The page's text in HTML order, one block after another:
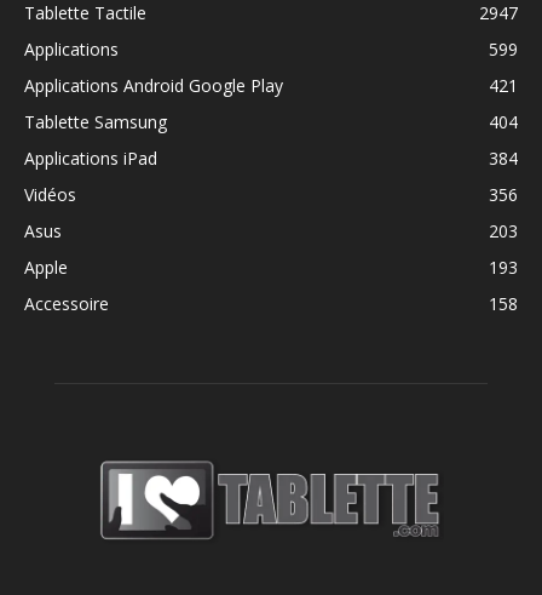
Tablette Tactile
2947
Applications
599
Applications Android Google Play
421
Tablette Samsung
404
Applications iPad
384
Vidéos
356
Asus
203
Apple
193
Accessoire
158